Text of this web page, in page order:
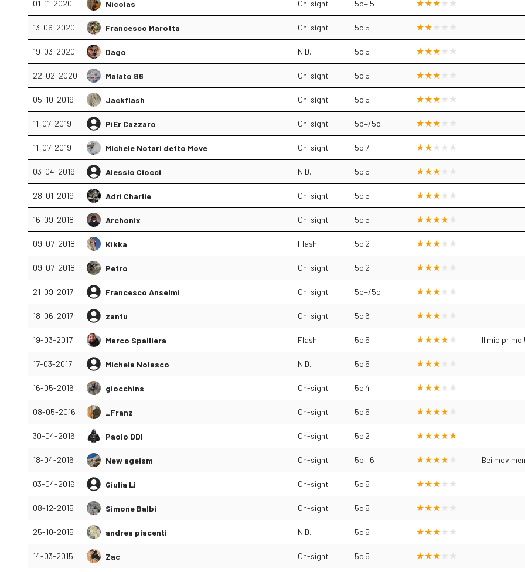
01-11-2020 Nicolas On-sight 5b+.5
13-06-2020 Francesco Marotta On-sight 5c.5
19-03-2020 Dago N.D. 5c.5
22-02-2020 Malato 86 On-sight 5c.5
05-10-2019 Jackflash On-sight 5c.5
11-07-2019 PiEr Cazzaro On-sight 5b+/5c
11-07-2019 Michele Notari detto Move On-sight 5c.7
03-04-2019 Alessio Ciocci N.D. 5c.5
28-01-2019 Adri Charlie On-sight 5c.5
16-09-2018 Archonix On-sight 5c.5
09-07-2018 Kikka Flash 5c.2
09-07-2018 Petro On-sight 5c.2
21-09-2017 Francesco Anselmi On-sight 5b+/5c
18-06-2017 zantu On-sight 5c.6
19-03-2017 Marco Spalliera Flash 5c.5 Il mio primo
17-03-2017 Michela Nolasco N.D. 5c.5
16-05-2016 giocchins On-sight 5c.4
08-05-2016 _Franz On-sight 5c.5
30-04-2016 Paolo DDI On-sight 5c.2
18-04-2016 New ageism On-sight 5b+.6 Bei
03-04-2016 Giulia Lì On-sight 5c.5
08-12-2015 Simone Balbi On-sight 5c.5
25-10-2015 andrea piacenti N.D. 5c.5
14-03-2015 Zac On-sight 5c.5